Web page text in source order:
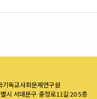
기독교사회문제연구원
시 서대문구 충정로11길 20 5층